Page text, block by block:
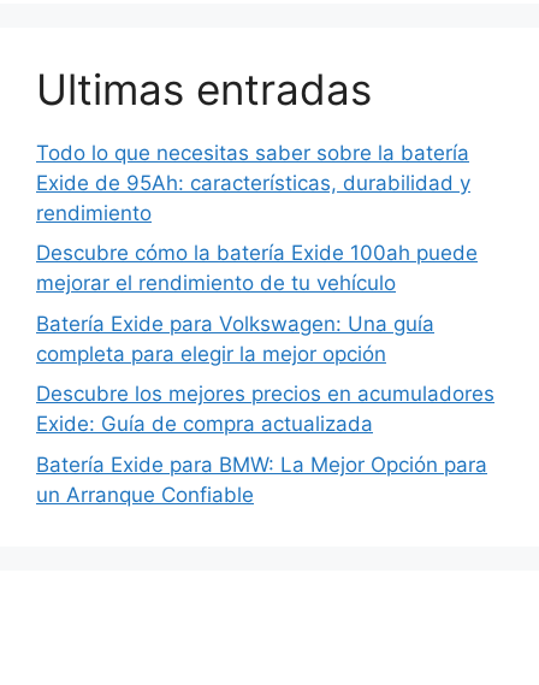
Ultimas entradas
Todo lo que necesitas saber sobre la batería
Exide de 95Ah: características, durabilidad y
rendimiento
Descubre cómo la batería Exide 100ah puede
mejorar el rendimiento de tu vehículo
Batería Exide para Volkswagen: Una guía
completa para elegir la mejor opción
Descubre los mejores precios en acumuladores
Exide: Guía de compra actualizada
Batería Exide para BMW: La Mejor Opción para
un Arranque Confiable